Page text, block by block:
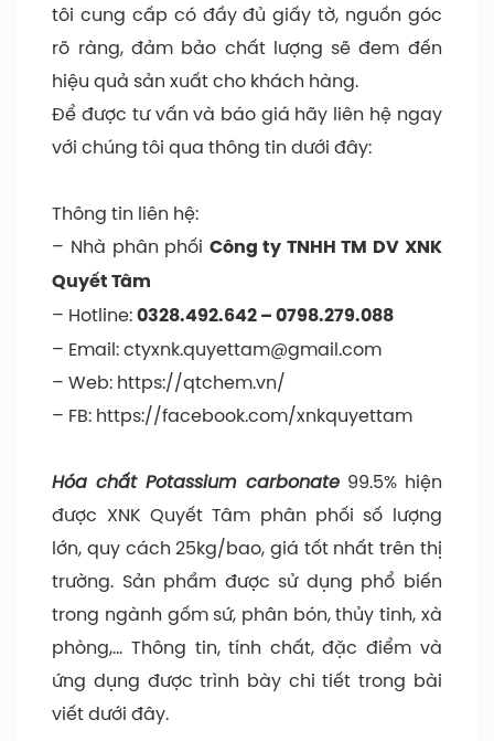
tôi cung cấp có đầy đủ giấy tờ, nguồn góc
rõ ràng, đảm bảo chất lượng sẽ đem đến
hiệu quả sản xuất cho khách hàng.
Để được tư vấn và báo giá hãy liên hệ ngay
với chúng tôi qua thông tin dưới đây:
Thông tin liên hệ:
– Nhà phân phối Công ty TNHH TM DV XNK
Quyết Tâm
– Hotline:0328.492.642–0798.279.088
– Email:ctyxnk.quyettam@gmail.com
– Web: https://qtchem.vn/
– FB: https://facebook.com/xnkquyettam
Hóa chất Potassium carbonate99.5% hiện
được XNK Quyết Tâm phân phối số lượng
lớn, quy cách 25kg/bao, giá tốt nhất trên thị
trường. Sản phẩm được sử dụng phổ biến
trong ngành gốm sứ, phân bón, thủy tinh, xà
phòng,… Thông tin, tính chất, đặc điểm và
ứng dụng được trình bày chi tiết trong bài
viết dưới đây.